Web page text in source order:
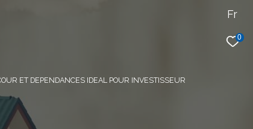
Fr
0
ET DEPENDANCES IDEAL POUR INVESTISSEUR